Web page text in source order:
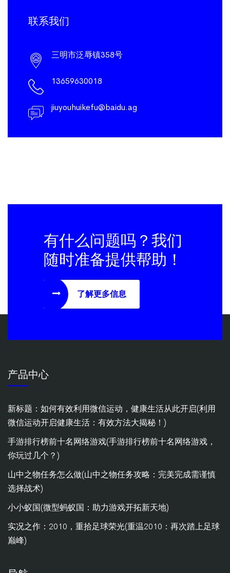
联系我们
三明市泛辱镇358号
13659630018
jiuyouhuikefu@baidu.ag
有什么问题吗？我们
随时准备提供帮助！
了解更多信息
产品中心
新标题：如何有效利用微信运动，健康生活从此开启(利用
微信运动开启健康生活：有效方法大揭秘！)
手游排行榜前十名网络游戏(手游排行榜前十名网络游戏，
你玩过几个？)
山中之物任务怎么做(山中之物任务攻略：完美完成需谨慎
选择战术)
小小蚁国(微型蚂蚁国：助力游戏开拓新天地)
实况之作：2010，重拾足球荣光(重温2010：再次踏上足球
巅峰)